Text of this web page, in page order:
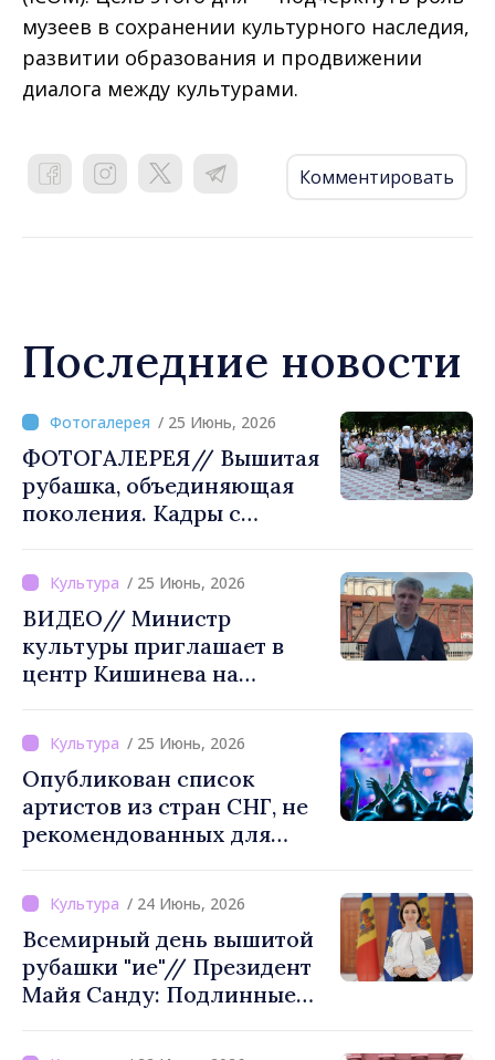
музеев в сохранении культурного наследия,
развитии образования и продвижении
диалога между культурами.
Комментировать
Последние новости
/ 25 Июнь, 2026
ФОТОГАЛЕРЕЯ// Вышитая
рубашка, объединяющая
поколения. Кадры с
Яловень
/ 25 Июнь, 2026
ВИДЕО// Министр
культуры приглашает в
центр Кишинева на
/ 25 Июнь, 2026
Опубликован список
артистов из стран СНГ, не
рекомендованных для
Молдове
/ 24 Июнь, 2026
Всемирный день вышитой
рубашки "ие"// Президент
Майя Санду: Подлинные
течением времени